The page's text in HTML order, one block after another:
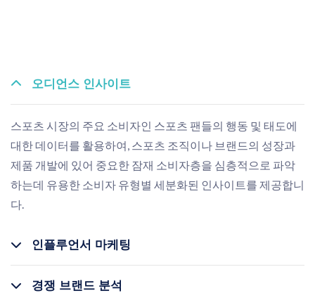
오디언스 인사이트
스포츠 시장의 주요 소비자인 스포츠 팬들의 행동 및 태도에
대한 데이터를 활용하여, 스포츠 조직이나 브랜드의 성장과
제품 개발에 있어 중요한 잠재 소비자층을 심층적으로 파악
하는데 유용한 소비자 유형별 세분화된 인사이트를 제공합니
다.
인플루언서 마케팅
경쟁 브랜드 분석